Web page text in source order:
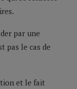
par une
pas le cas de
et le fait